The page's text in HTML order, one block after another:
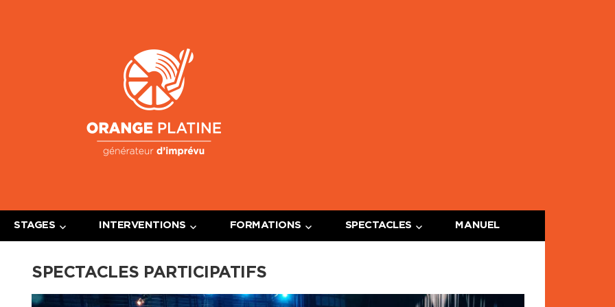
STAGES INTERVENTIONS FORMATIONS SPECTACLES MANUEL
SPECTACLES PARTICIPATIFS